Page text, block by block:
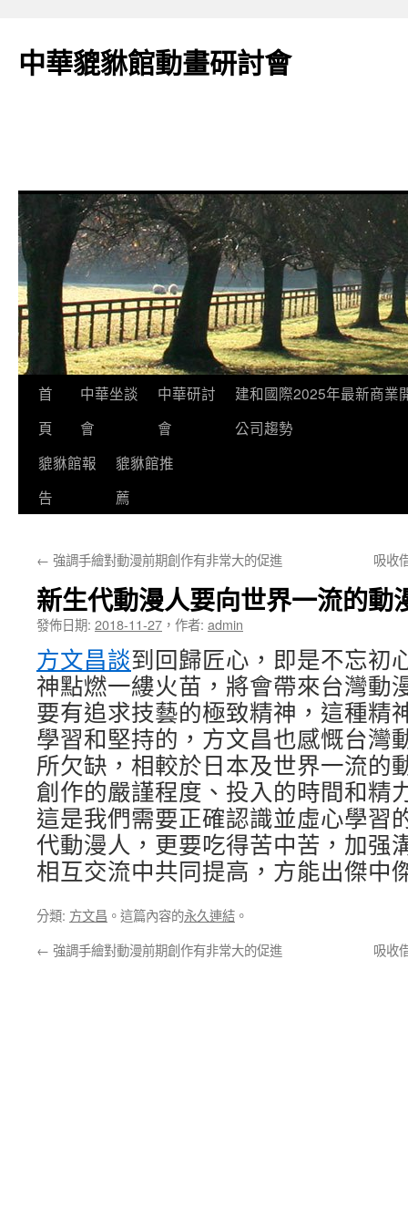
主
中華貔貅館動畫研討會
首
頁
中華坐談
會
中華研討
會
建和國際2025年最新商業
公司趨勢
貔貅館報
告
貔貅館推
薦
← 強調手繪對動漫前期創作有非常大的促進 吸收
新生代動漫人要向世界一流的動
發佈日期: 2018-11-27 ， 作者: admin
方文昌談到回歸匠心，即是不忘初
神點燃一縷火苗，將會帶來台灣動
要有追求技藝的極致精神，這種精
學習和堅持的，方文昌也感慨台灣
所欠缺，相較於日本及世界一流的
創作的嚴謹程度、投入的時間和精
這是我們需要正確認識並虛心學習
代動漫人，更要吃得苦中苦，加强
相互交流中共同提高，方能出傑中
分類: 方文昌 。這篇內容的永久連結 。
← 強調手繪對動漫前期創作有非常大的促進 吸收